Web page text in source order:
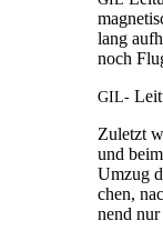
lang
noch
GIL-
Zuletzt
und beim
Umzug
chen,
nend